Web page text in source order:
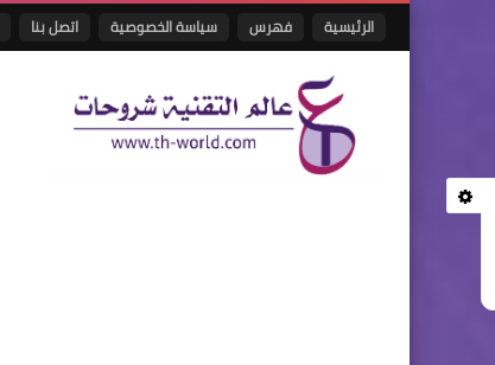
الرئيسية فهرس سياسة الخصوصية اتصل بنا